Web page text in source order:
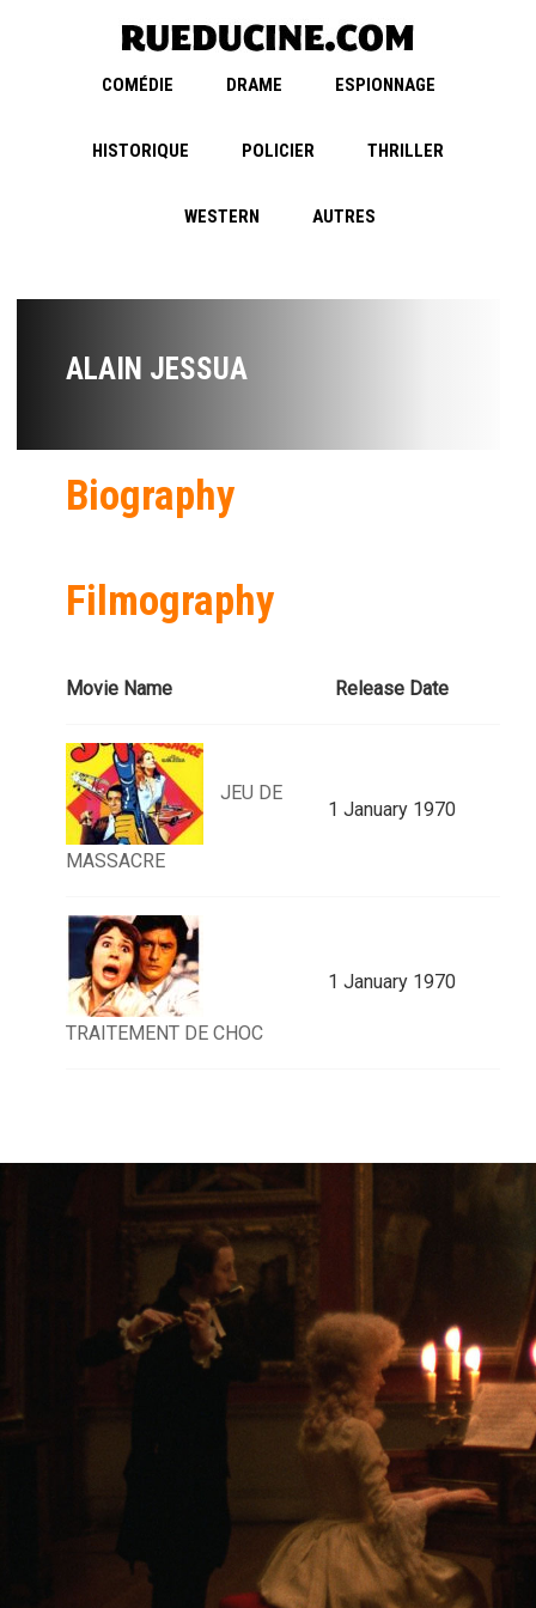
COMÉDIE DRAME ESPIONNAGE
HISTORIQUE POLICIER THRILLER
WESTERN AUTRES
ALAIN JESSUA
Biography
Filmography
Movie Name Release Date
JEU DE
MASSACRE
1 January 1970
TRAITEMENT DE CHOC
1 January 1970